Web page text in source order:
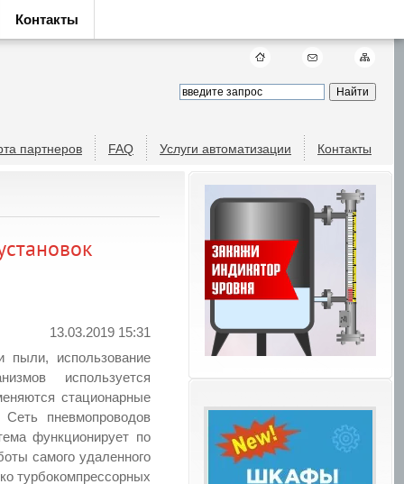
Контакты
партнеров FAQ Услуги автоматизации Контакты
13.03.2019 15:31
использование
используется
стационарные
Сеть пневмопроводов
функционирует по
самого удаленного
турбокомпрессорных